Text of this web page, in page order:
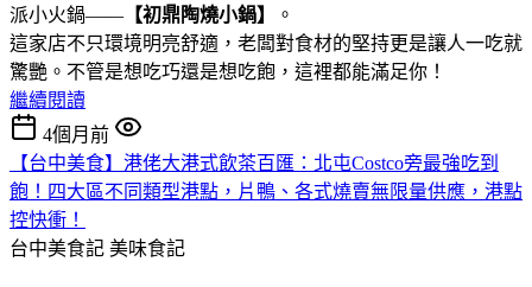
派小火鍋—— 【初鼎陶燒小鍋】
。
這家店不只環境明亮舒適，老闆對食材的堅持更是讓人一吃就
驚艷。不管是想吃巧還是想吃飽，這裡都能滿足你！
繼續閱讀
4個月前
【台中美食】港佬大港式飲茶百匯：北屯Costco旁最強吃到
飽！四大區不同類型港點 ，片鴨、各式燒賣無限量供應，港點
控快衝！
台中美食記 美味食記